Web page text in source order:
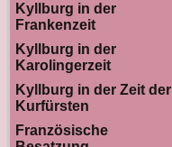
Kyllburg in der
Frankenzeit
Kyllburg in der
Karolingerzeit
Kyllburg in der Zeit der
Kurfürsten
Französische